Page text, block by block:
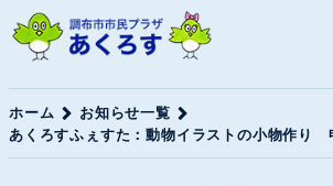
ホーム
お知らせ一覧
あくろすふぇすた：動物イラストの小物作り